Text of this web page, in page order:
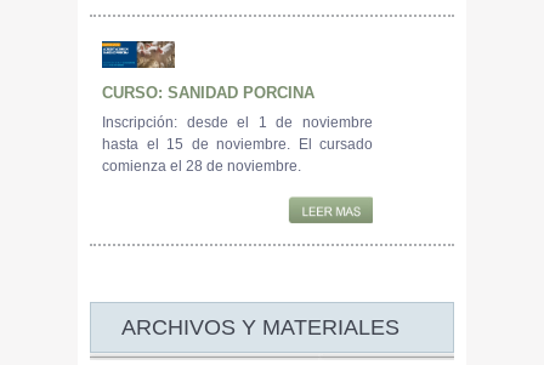
CURSO: SANIDAD PORCINA
Inscripción: desde el 1 de noviembre
hasta el 15 de noviembre. El cursado
comienza el 28 de noviembre.
ARCHIVOS Y MATERIALES